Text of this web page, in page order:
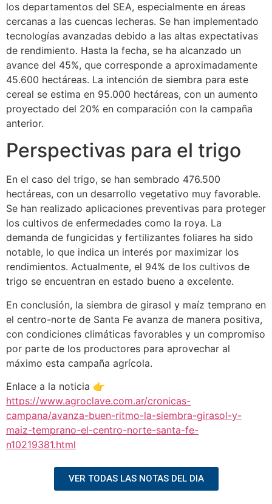
los departamentos del SEA, especialmente en áreas
cercanas a las cuencas lecheras. Se han implementado
tecnologías avanzadas debido a las altas expectativas
de rendimiento. Hasta la fecha, se ha alcanzado un
avance del 45%, que corresponde a aproximadamente
45.600 hectáreas. La intención de siembra para este
cereal se estima en 95.000 hectáreas, con un aumento
proyectado del 20% en comparación con la campaña
anterior.
Perspectivas para el trigo
En el caso del trigo, se han sembrado 476.500
hectáreas, con un desarrollo vegetativo muy favorable.
Se han realizado aplicaciones preventivas para proteger
los cultivos de enfermedades como la roya. La
demanda de fungicidas y fertilizantes foliares ha sido
notable, lo que indica un interés por maximizar los
rendimientos. Actualmente, el 94% de los cultivos de
trigo se encuentran en estado bueno a excelente.
En conclusión, la siembra de girasol y maíz temprano en
el centro-norte de Santa Fe avanza de manera positiva,
con condiciones climáticas favorables y un compromiso
por parte de los productores para aprovechar al
máximo esta campaña agrícola.
Enlace a la noticia 👉
https://www.agroclave.com.ar/cronicas-
campana/avanza-buen-ritmo-la-siembra-girasol-y-
maiz-temprano-el-centro-norte-santa-fe-
n10219381.html
VER TODAS LAS NOTAS DEL DIA